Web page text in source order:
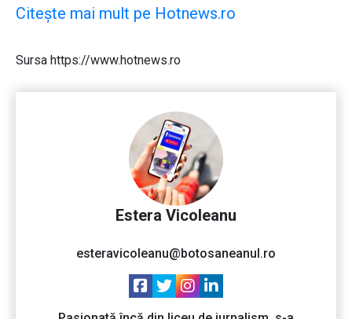
Citește mai mult pe Hotnews.ro
Sursa https://www.hotnews.ro
Estera Vicoleanu
esteravicoleanu@botosaneanul.ro